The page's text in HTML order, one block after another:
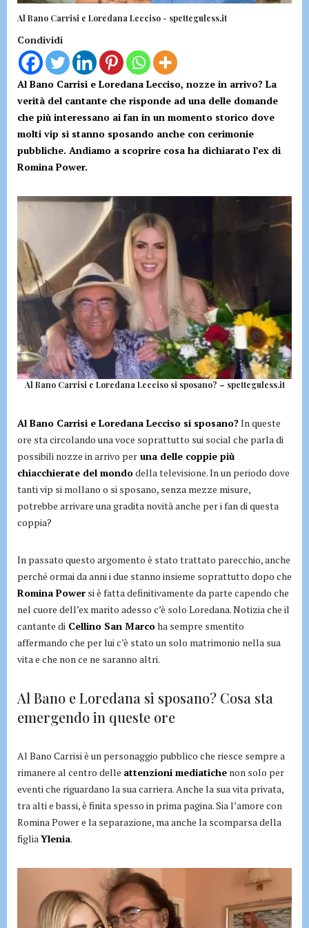
Al Bano Carrisi e Loredana Lecciso - spetteguless.it
Condividi
Al Bano Carrisi e Loredana Lecciso, nozze in arrivo? La
verità del cantante che risponde ad una delle domande
che più interessano ai fan in un momento storico dove
molti vip si stanno sposando anche con cerimonie
pubbliche. Andiamo a scoprire cosa ha dichiarato l’ex di
Romina Power.
Al Bano Carrisi e Loredana Lecciso si sposano? – spetteguless.it
Al Bano Carrisi e Loredana Lecciso si sposano?In queste
ore sta circolando una voce soprattutto sui social che parla di
possibili nozze in arrivo per una delle coppie più
chiacchierate del mondodella televisione. In un periodo dove
tanti vip si mollano o si sposano, senza mezze misure,
potrebbe arrivare una gradita novità anche per i fan di questa
coppia?
In passato questo argomento è stato trattato parecchio, anche
perché ormai da anni i due stanno insieme soprattutto dopo che
Romina Power si è fatta definitivamente da parte capendo che
nel cuore dell’ex marito adesso c’è solo Loredana. Notizia che il
cantante di Cellino San Marcoha sempre smentito
affermando che per lui c’è stato un solo matrimonio nella sua
vita e che non ce ne saranno altri.
Al Bano e Loredana si sposano? Cosa sta
emergendo in queste ore
Al Bano Carrisi è un personaggio pubblico che riesce sempre a
rimanere al centro delle attenzioni mediatiche non solo per
eventi che riguardano la sua carriera. Anche la sua vita privata,
tra alti e bassi, è finita spesso in prima pagina. Sia l’amore con
Romina Power e la separazione, ma anche la scomparsa della
figliaYlenia.